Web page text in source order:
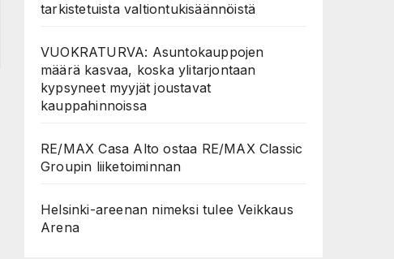
tarkistetuista valtiontukisäännöistä
VUOKRATURVA: Asuntokauppojen
määrä kasvaa, koska ylitarjontaan
kypsyneet myyjät joustavat
kauppahinnoissa
RE/MAX Casa Alto ostaa RE/MAX Classic
Groupin liiketoiminnan
Helsinki-areenan nimeksi tulee Veikkaus
Arena